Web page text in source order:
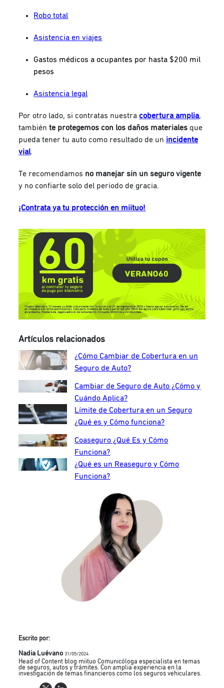
Robo total
Asistencia en viajes
Gastos médicos a ocupantes por hasta $200 mil
pesos
Asistencia legal
Por otro lado, si contratas nuestracobertura amplia,
tambiénte protegemos con los daños materiales que
pueda tener tu auto como resultado de un incidente
vial.
Te recomendamos no manejar sin un seguro vigente
y no confiarte solo del periodo de gracia.
¡Contrata ya tu protección en miituo!
Artículos relacionados
¿Cómo Cambiar de Cobertura en un
Seguro de Auto?
Cambiar de Seguro de Auto ¿Cómo y
Cuándo Aplica?
Límite de Cobertura en un Seguro
¿Qué es y Cómo funciona?
Coaseguro ¿Qué Es y Cómo
Funciona?
¿Qué es un Reaseguro y Cómo
Funciona?
Escrito por:
Nadia Luévano 31/05/2024
Head of Content blog miituo Comunicóloga especialista en temas
de seguros, autos y trámites. Con amplia experiencia en la
investigación de temas financieros como los seguros vehiculares.